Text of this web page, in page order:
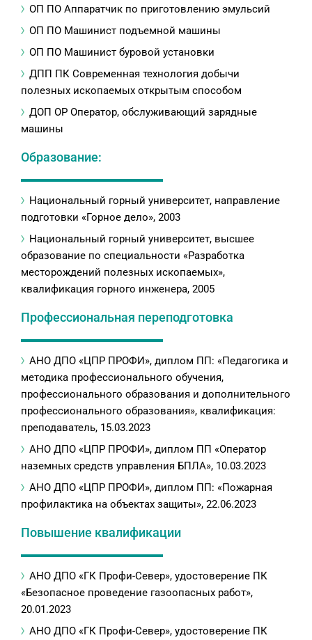
ОП ПО Аппаратчик по приготовлению эмульсий
ОП ПО Машинист подъемной машины
ОП ПО Машинист буровой установки
ДПП ПК Современная технология добычи
полезных ископаемых открытым способом
ДОП ОР Оператор, обслуживающий зарядные
машины
Образование:
Национальный горный университет, направление
подготовки «Горное дело», 2003
Национальный горный университет, высшее
образование по специальности «Разработка
месторождений полезных ископаемых»,
квалификация горного инженера, 2005
Профессиональная переподготовка
АНО ДПО «ЦПР ПРОФИ», диплом ПП: «Педагогика и
методика профессионального обучения,
профессионального образования и дополнительного
профессионального образования», квалификация:
преподаватель, 15.03.2023
АНО ДПО «ЦПР ПРОФИ», диплом ПП «Оператор
наземных средств управления БПЛА», 10.03.2023
АНО ДПО «ЦПР ПРОФИ», диплом ПП: «Пожарная
профилактика на объектах защиты», 22.06.2023
Повышение квалификации
АНО ДПО «ГК Профи-Север», удостоверение ПК
«Безопасное проведение газоопасных работ»,
20.01.2023
АНО ДПО «ГК Профи-Север», удостоверение ПК